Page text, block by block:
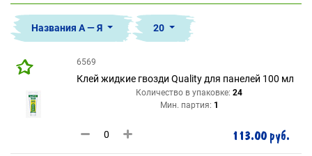
Названия А — Я 20
6569
Клей жидкие гвозди Quality для панелей 100 мл
Количество в упаковке: 24
Мин. партия: 1
113.00 руб.